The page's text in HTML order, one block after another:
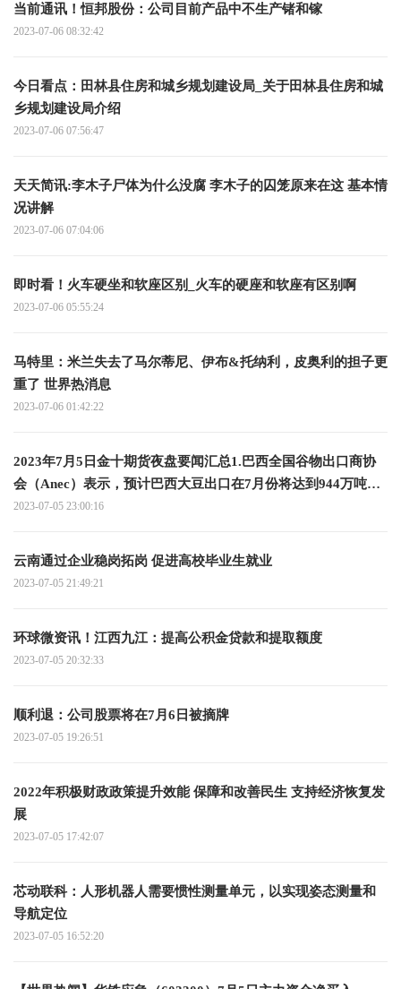
当前通讯！恒邦股份：公司目前产品中不生产锗和镓
2023-07-06 08:32:42
今日看点：田林县住房和城乡规划建设局_关于田林县住房和城
乡规划建设局介绍
2023-07-06 07:56:47
天天简讯:李木子尸体为什么没腐 李木子的囚笼原来在这 基本情
况讲解
2023-07-06 07:04:06
即时看！火车硬坐和软座区别_火车的硬座和软座有区别啊
2023-07-06 05:55:24
马特里：米兰失去了马尔蒂尼、伊布&托纳利，皮奥利的担子更
重了 世界热消息
2023-07-06 01:42:22
2023年7月5日金十期货夜盘要闻汇总1.巴西全国谷物出口商协
会（Anec）表示，预计巴西大豆出口在7月份将达到944万吨，
而去年同期为700万吨；预计巴西玉米出口在7月份达到634万
225万吨 全球关注
2023-07-05 23:00:16
云南通过企业稳岗拓岗 促进高校毕业生就业
2023-07-05 21:49:21
环球微资讯！江西九江：提高公积金贷款和提取额度
2023-07-05 20:32:33
顺利退：公司股票将在7月6日被摘牌
2023-07-05 19:26:51
2022年积极财政政策提升效能 保障和改善民生 支持经济恢复发
展
2023-07-05 17:42:07
芯动联科：人形机器人需要惯性测量单元，以实现姿态测量和
导航定位
2023-07-05 16:52:20